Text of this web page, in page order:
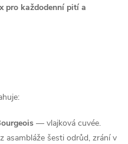
pro každodenní pití a
— vlajková cuvée.
asambláže šesti odrůd, zrání v